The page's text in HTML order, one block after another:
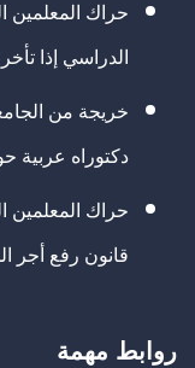
حراك المعلمين
الدراسي إذا
خريجة من
دكتوراه عربية
حراك المعلمين
قانون رفع أجر
روابط مهمة